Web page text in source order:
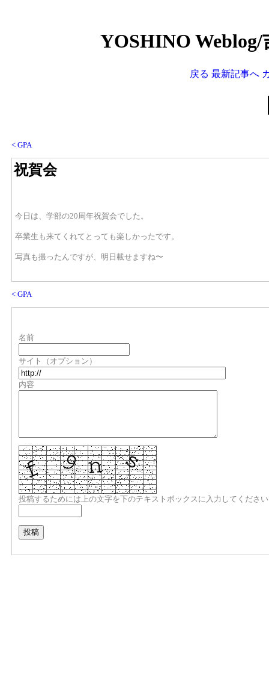
YOSHINO
戻る 最新記事へ
< GPA
祝賀会
今日は、学部の20周年祝賀会でした。
卒業生も来てくれてとっても楽しかったです。
写真も撮ったんですが、明日載せますね〜
< GPA
名前
サイト（オプション）
内容
投稿するためには上の文字を下のテキストボックスに入力してくださ